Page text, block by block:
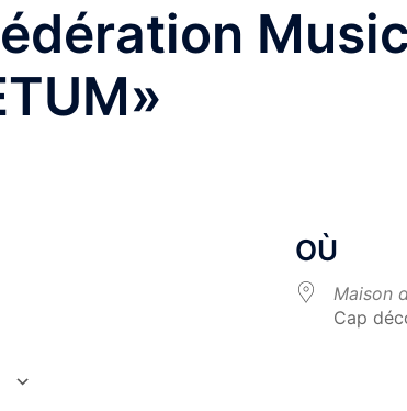
OÙ
Maison
Cap